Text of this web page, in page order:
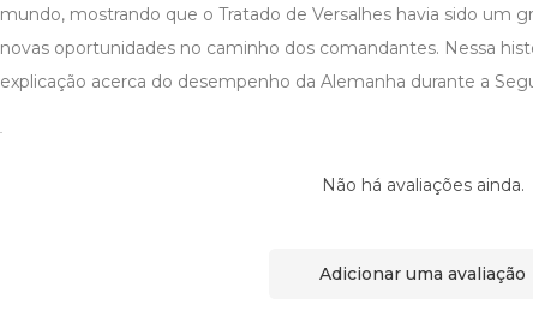
mundo, mostrando que o Tratado de Versalhes havia sido um
novas oportunidades no caminho dos comandantes. Nessa
explicação acerca do desempenho da Alemanha durante a
Não há avaliações ainda.
Adicionar uma avaliação